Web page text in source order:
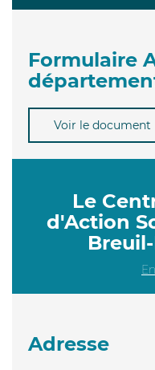
Formulaire
Voir le document
Le
d'Action
Adresse